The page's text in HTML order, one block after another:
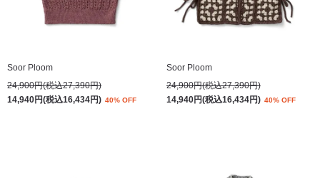
Soor Ploom
24,900円(税込27,390円)
14,940円(税込16,434円) 40% OFF
Soor Ploom
24,900円(税込27,390円)
14,940円(税込16,434円) 40% OFF